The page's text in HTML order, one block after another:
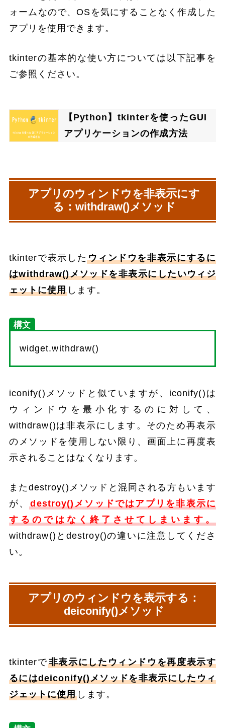
ォームなので、OSを気にすることなく作成した
アプリを使用できます。
tkinterの基本的な使い方については以下記事を
ご参照ください。
【Python】tkinterを使ったGUI
アプリケーションの作成方法
アプリのウィンドウを非表示にす
る：withdraw()メソッド
tkinterで表示したウィンドウを非表示にするに
はwithdraw()メソッドを非表示にしたいウィジ
ェットに使用 します。
構文
widget.withdraw()
iconify()メソッドと似ていますが、iconify()は
ウィンドウを最小化するのに対して、
withdraw()は非表示にします。そのため再表示
のメソッドを使用しない限り、画面上に再度表
示されることはなくなります。
またdestroy()メソッドと混同される方もいます
が、 destroy()メソッドではアプリを非表示に
するのではなく終了させてしまいます。
withdraw()とdestroy()の違いに注意してくださ
い。
アプリのウィンドウを表示する：
deiconify()メソッド
tkinterで非表示にしたウィンドウを再度表示す
るにはdeiconify()メソッドを非表示にしたウィ
ジェットに使用 します。